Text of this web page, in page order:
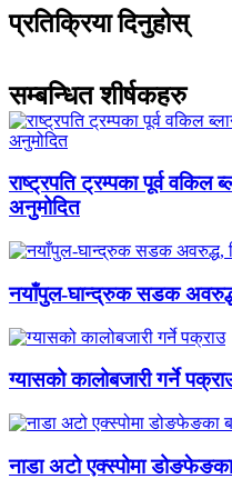
प्रतिक्रिया दिनुहोस्
सम्बन्धित शीर्षकहरु
राष्ट्रपति ट्रम्पका पूर्व वकिल
अनुमोदित
नयाँपुल-घान्द्रुक सडक
ग्यासको कालोबजारी गर्ने
नाडा अटो एक्स्पोमा